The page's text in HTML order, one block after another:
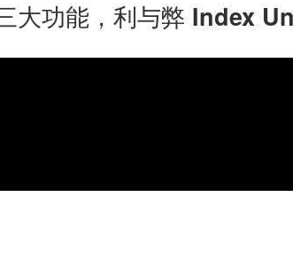
大功能，利与弊 Index